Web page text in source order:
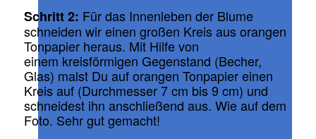
Schritt 2: Für das Innenleben der Blume
schneiden wir einen großen Kreis aus orangen
Tonpapier heraus. Mit Hilfe von
einem kreisförmigen Gegenstand (Becher,
Glas) malst Du auf orangen Tonpapier einen
Kreis auf (Durchmesser 7 cm bis 9 cm) und
schneidest ihn anschließend aus. Wie auf dem
Foto. Sehr gut gemacht!